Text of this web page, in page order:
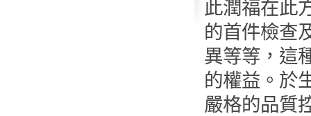
此潤福在此
的首件檢查
異等等，這
的權益。於
嚴格的品質